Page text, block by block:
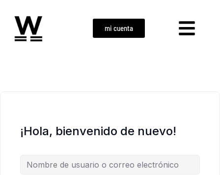
mi cuenta
¡Hola, bienvenido de nuevo!